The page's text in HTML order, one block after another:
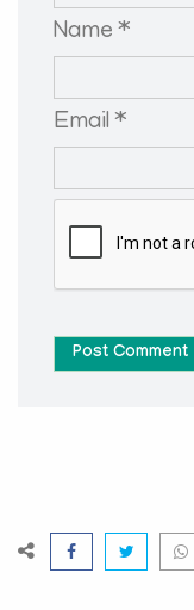
Name *
Email *
Post Comment